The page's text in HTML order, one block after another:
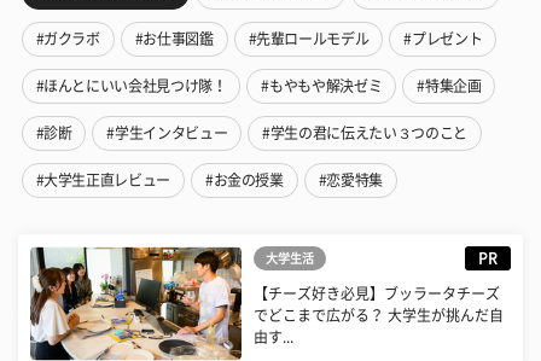
#ガクラボ #お仕事図鑑 #先輩ロールモデル #プレゼント
#ほんとにいい会社見つけ隊！ #もやもや解決ゼミ #特集企画
#診断 #学生インタビュー #学生の君に伝えたい３つのこと
#大学生正直レビュー #お金の授業 #恋愛特集
大学生活 PR
【チーズ好き必見】ブッラータチーズ
でどこまで広がる？ 大学生が挑んだ自
由す...